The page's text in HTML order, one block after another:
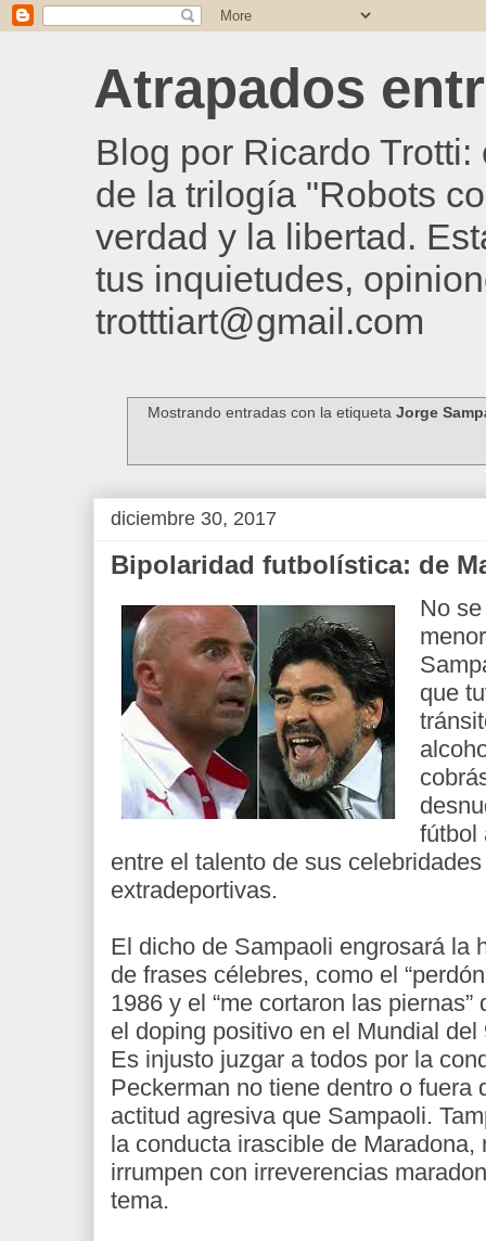
Atrapados
Blog por Ricardo
de la trilogía "Robots
verdad y la libertad.
tus inquietudes,
trotttiart@gmail.com
Mostrando entradas con la etiqueta Jorge
diciembre 30, 2017
Bipolaridad futbolística: de
No
que
fútbol
entre el talento de sus
extradeportivas.
El dicho de Sampaoli engrosará la
de frases célebres, como el
1986 y el “me cortaron las
el doping positivo en el Mundial del
Es injusto juzgar a todos por la
Peckerman no tiene dentro o fuera
actitud agresiva que Sampaoli.
la conducta irascible de Maradona,
irrumpen con irreverencias
tema.